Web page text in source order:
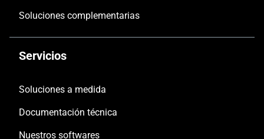
Soluciones complementarias
Servicios
Soluciones a medida
Documentación técnica
Nuestros softwares